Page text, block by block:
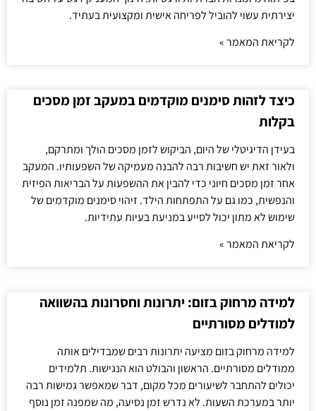
יצירתית עשוי להוביל לפריחה אישית ומקצועית בעתיד.
לקריאת המאמר »
כיצד לזהות סימנים מוקדמים במעקב זמן מסכים
בקלות
בעידן הדיגיטלי של היום, הביקוש לזמן מסכים הולך ומתרקם,
ולאור זאת יש חשיבות רבה להבנה מעמיקה של השפעותיו. המעקב
אחר זמן מסכים חיוני כדי להבין את ההשפעות על הבריאות הפיזית
והנפשית, כמו גם על התפתחות הילד. זיהוי סימנים מוקדמים של
שימוש לא מתון יכול לסייע במניעת בעיות עתידיות.
לקריאת המאמר »
למידה מרחוק בזום: יתרונות וחסרונות בהשוואה
למודלים מסורתיים
למידה מרחוק בזום מציעה יתרונות רבים שמבדילים אותה
ממודלים מסורתיים. הראשון והבולט הוא הנגישות. תלמידים
יכולים להתחבר לשיעורים מכל מקום, דבר שמאפשר גמישות רבה
יותר במערכת השעות. לא נדרש זמן נסיעה, מה שמפנה זמן נוסף